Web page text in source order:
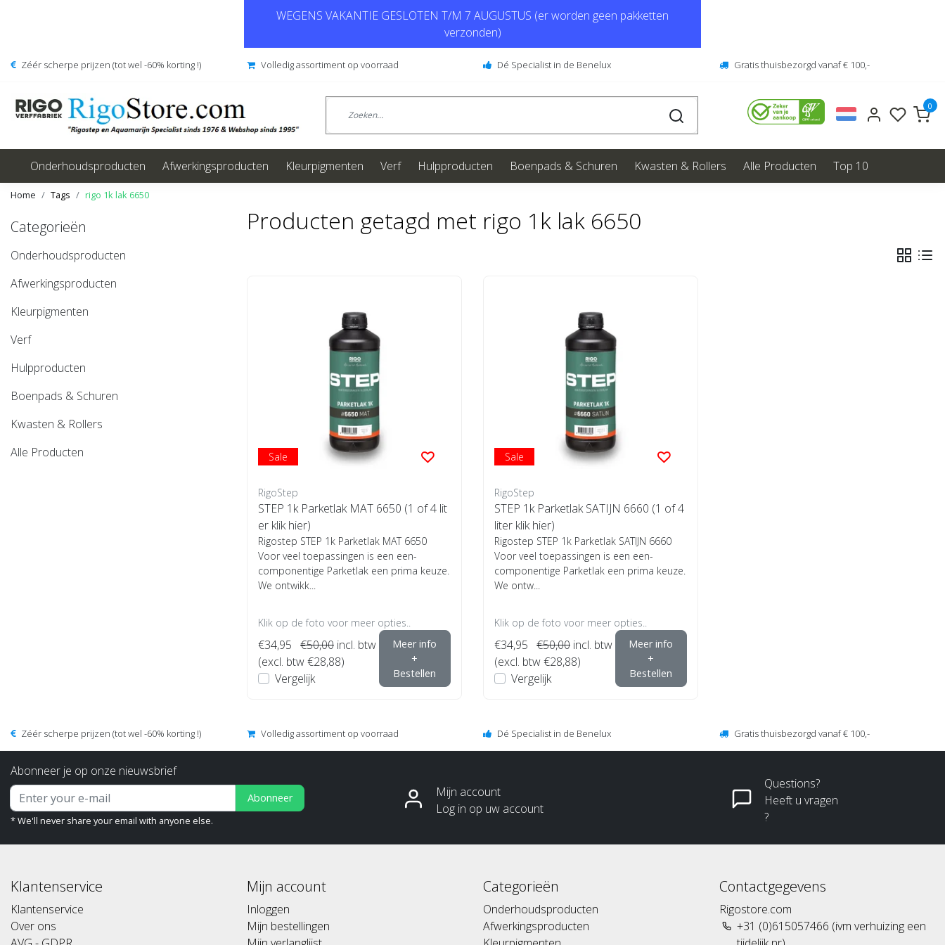
WEGENS VAKANTIE GESLOTEN T/M 7 AUGUSTUS (er worden geen pakketten
verzonden)
Zéér scherpe prijzen (tot wel -60% korting !) Volledig assortiment op voorraad Dé Specialist in de Benelux Gratis thuisbezorgd vanaf € 100,-
0
Onderhoudsproducten Afwerkingsproducten Kleurpigmenten Verf Hulpproducten Boenpads & Schuren Kwasten & Rollers Alle Producten Top 10
Home Tags rigo 1k lak 6650
Categorieën
Onderhoudsproducten
Afwerkingsproducten
Kleurpigmenten
Verf
Hulpproducten
Boenpads & Schuren
Kwasten & Rollers
Alle Producten
Producten getagd met rigo 1k lak 6650
Sale
RigoStep
STEP 1k Parketlak MAT 6650 (1 of 4 lit
er klik hier)
Rigostep STEP 1k Parketlak MAT 6650
Voor veel toepassingen is een een-
componentige Parketlak een prima keuze.
We ontwikk...
Klik op de foto voor meer opties..
€34,95 €50,00 incl. btw
(excl. btw €28,88)
Vergelijk
Meer info
+
Bestellen
Sale
RigoStep
STEP 1k Parketlak SATIJN 6660 (1 of 4
liter klik hier)
Rigostep STEP 1k Parketlak SATIJN 6660
Voor veel toepassingen is een een-
componentige Parketlak een prima keuze.
We ontw...
Klik op de foto voor meer opties..
€34,95 €50,00 incl. btw
(excl. btw €28,88)
Vergelijk
Meer info
+
Bestellen
Zéér scherpe prijzen (tot wel -60% korting !) Volledig assortiment op voorraad Dé Specialist in de Benelux Gratis thuisbezorgd vanaf € 100,-
Abonneer je op onze nieuwsbrief
Abonneer
* We'll never share your email with anyone else.
Mijn account
Log in op uw account
Questions?
Heeft u vragen
?
Klantenservice
Klantenservice
Over ons
Mijn account
Inloggen
Mijn bestellingen
Categorieën
Onderhoudsproducten
Afwerkingsproducten
Contactgegevens
Rigostore.com
+31 (0)615057466 (ivm verhuizing een